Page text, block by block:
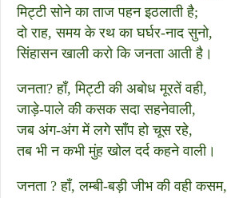
मिट्टी सोने का ताज पहन इठलाती है;
दो राह, समय के रथ का घर्घर-नाद सुनो,
सिंहासन खाली करो कि जनता आती है।
जनता? हाँ, मिट्टी की अबोध मूरतें वही,
जाड़े-पाले की कसक सदा सहनेवाली,
जब अंग-अंग में लगे साँप हो चूस रहे,
तब भी न कभी मुंह खोल दर्द कहने वाली।
जनता ? हाँ, लम्बी-बड़ी जीभ की वही कसम,